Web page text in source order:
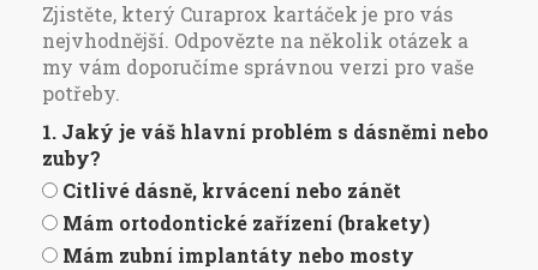
Zjistěte, který Curaprox kartáček je pro vás
nejvhodnější. Odpovězte na několik otázek a
my vám doporučíme správnou verzi pro vaše
potřeby.
1. Jaký je váš hlavní problém s dásněmi nebo
zuby?
Citlivé dásně, krvácení nebo zánět
Mám ortodontické zařízení (brakety)
Mám zubní implantáty nebo mosty